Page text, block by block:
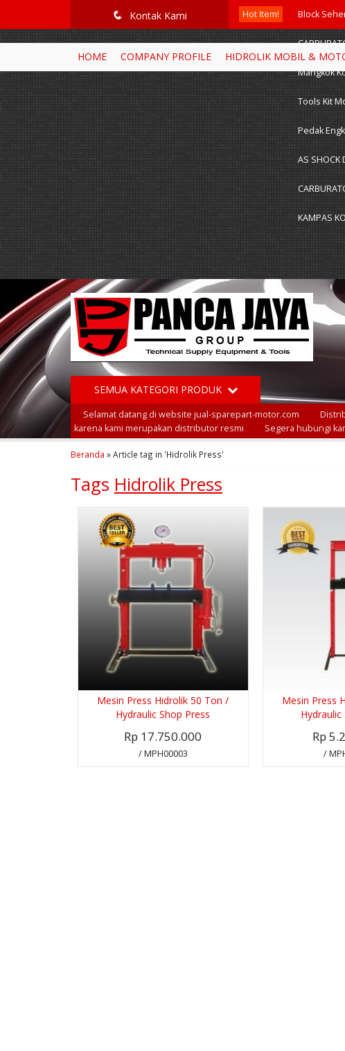
google-site-verification=RoKuikKKhptiWlhVH0-mBoWEpW-YTG8htM_ix_Dp9Go
q Kontak Kami Hot Item! Block
Mangkok
Tools Kit
Pedak
AS SHOCK
KAMPAS
HOME COMPANY PROFILE HIDROLIK MOBIL &
SEMUA KATEGORI PRODUK
Selamat datang di website jual-sparepart-motor.com
karena kami merupakan distributor resmi
Segera hubungi
Beranda »Article tag in 'Hidrolik Press'
Tags Hidrolik Press
Mesin Press Hidrolik 50 Ton /
Hydraulic Shop Press
Rp 17.750.000
/ MPH00003
Mesin Press
Hydraulic
Rp
/